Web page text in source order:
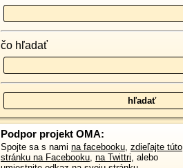
čo hľadať
Podpor projekt OMA:
Spojte sa s nami na facebooku, zdieľajte túto
stránku na Facebooku, na Twittri, alebo